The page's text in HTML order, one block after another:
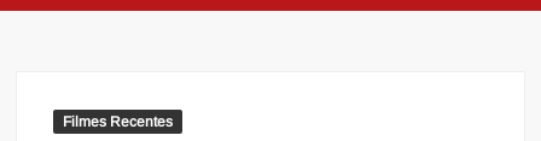
Filmes Recentes